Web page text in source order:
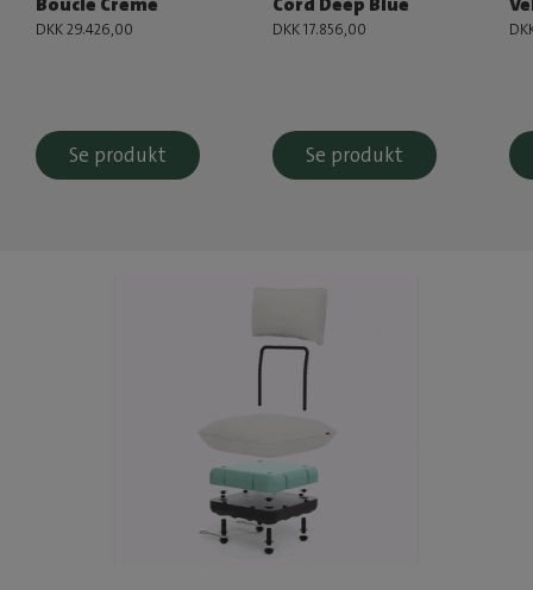
DKK 29.426,00
Se produkt
DKK 17.856,00
Se produkt